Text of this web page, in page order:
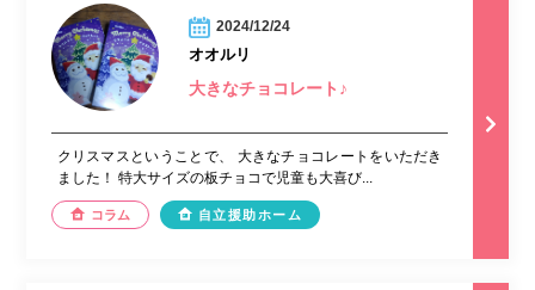
2024/12/24
オオルリ
大きなチョコレート♪
クリスマスということで、 大きなチョコレートをいただき
ました！ 特大サイズの板チョコで児童も大喜び...
コラム 自立援助ホーム